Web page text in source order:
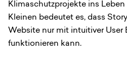
Klimaschutzprojekte ins
Kleinen bedeutet es, dass
Website nur mit intuitiver User
funktionieren kann.